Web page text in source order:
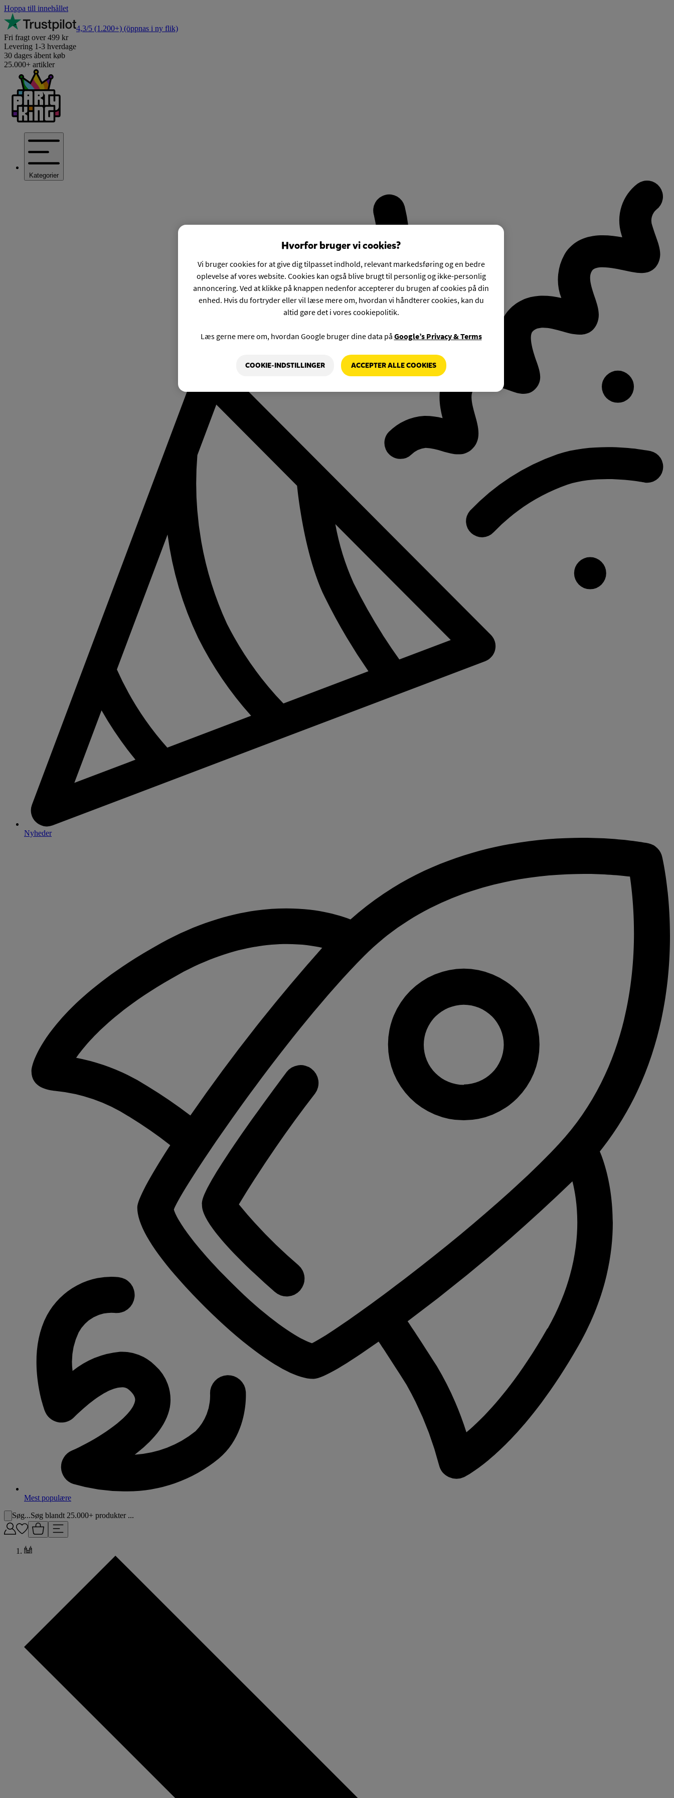
Hoppa till innehållet
4,3/5 (1.200+) (öppnas i ny flik)
Fri fragt over 499 kr
Levering 1-3 hverdage
30 dages åbent køb
25.000+ artikler
Kategorier
Nyheder
Mest populære
Søg...Søg blandt 25.000+ produkter ...
Hvorfor bruger vi cookies?
Vi bruger cookies for at give dig tilpasset indhold, relevant markedsføring og en bedre
oplevelse af vores website. Cookies kan også blive brugt til personlig og ikke-personlig
annoncering. Ved at klikke på knappen nedenfor accepterer du brugen af cookies på din
enhed. Hvis du fortryder eller vil læse mere om, hvordan vi håndterer cookies, kan du
altid gøre det i vores cookiepolitik.
Læs gerne mere om, hvordan Google bruger dine data på Google’s Privacy & Terms
COOKIE-INDSTILLINGER ACCEPTER ALLE COOKIES